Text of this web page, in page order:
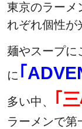
東京のラーメ
れぞれ個性が
麺やスープに
に ｢
多い中、 ｢
ラーメンで第